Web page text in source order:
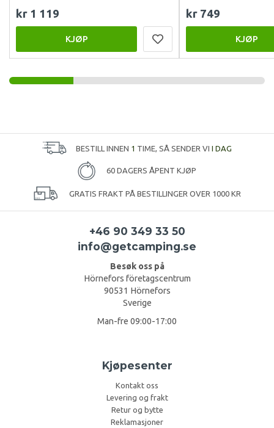
kr 1 119
KJØP
kr 749
KJØP
BESTILL INNEN 1 TIME, SÅ SENDER VI I DAG
60 DAGERS ÅPENT KJØP
GRATIS FRAKT PÅ BESTILLINGER OVER 1000 KR
+46 90 349 33 50
info@getcamping.se
Besøk oss på
Hörnefors företagscentrum
90531 Hörnefors
Sverige
Man-fre 09:00-17:00
Kjøpesenter
Kontakt oss
Levering og frakt
Retur og bytte
Reklamasjoner